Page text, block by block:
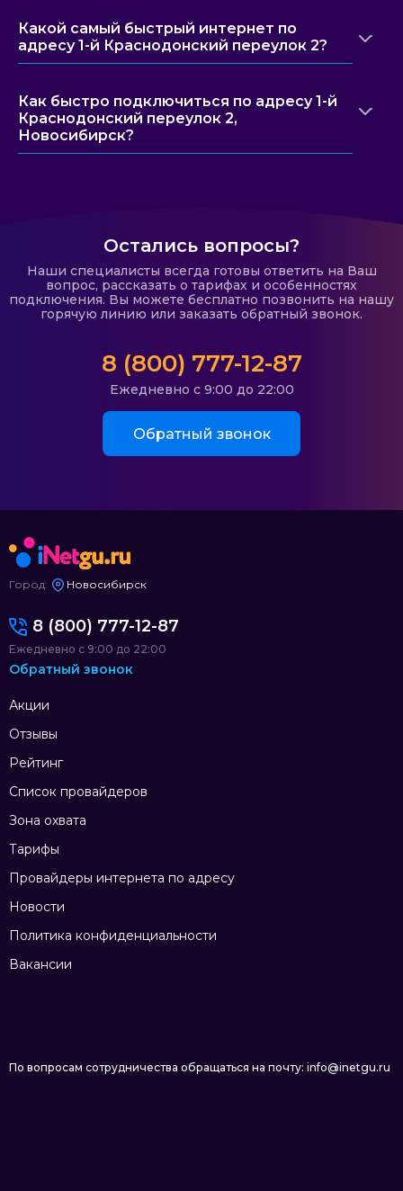
Какой самый быстрый интернет по
адресу 1-й Краснодонский переулок 2?
Как быстро подключиться по адресу 1-й
Краснодонский переулок 2,
Новосибирск?
Остались вопросы?
Наши специалисты всегда готовы ответить на Ваш
вопрос, рассказать о тарифах и особенностях
подключения. Вы можете бесплатно позвонить на нашу
горячую линию или заказать обратный звонок.
8 (800) 777-12-87
Ежедневно с 9:00 до 22:00
Обратный звонок
Город: Новосибирск
Акции
Отзывы
Рейтинг
Список провайдеров
Зона охвата
Тарифы
Провайдеры интернета по адресу
Новости
Политика конфиденциальности
Вакансии
8 (800) 777-12-87
Ежедневно с 9:00 до 22:00
Обратный звонок
По вопросам сотрудничества обращаться на почту: info@inetgu.ru